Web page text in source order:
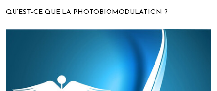
QU’EST-CE QUE LA PHOTOBIOMODULATION ?